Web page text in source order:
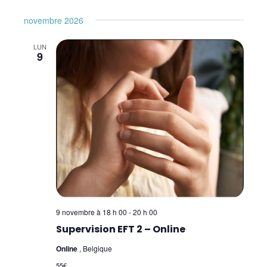
novembre 2026
LUN
9
Supervision EFT 2 – Online
9 novembre à 18 h 00 -20 h 00
Online , Belgique